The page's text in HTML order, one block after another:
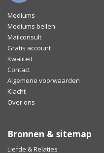
Mediums
Mediums bellen
Mailconsult
Gratis account
Kwaliteit
Contact
Algemene voorwaarden
Klacht
Over ons
Bronnen & sitemap
Liefde & Relaties